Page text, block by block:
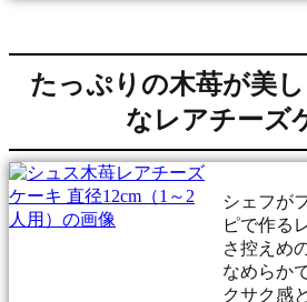
たっぷりの木苺が美
なレアチーズ
シェフが
ピで作る
さ控えめ
なめらか
クサク感